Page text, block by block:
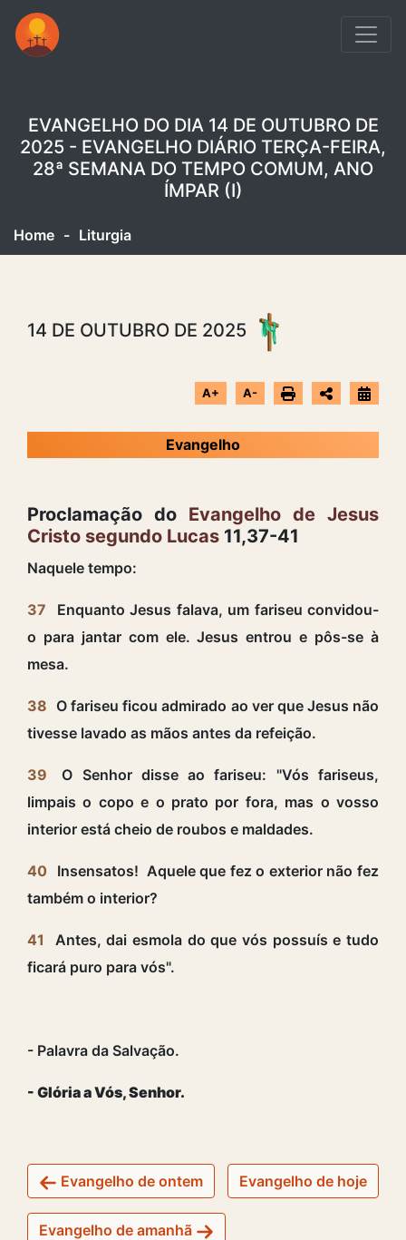
EVANGELHO DO DIA 14 DE OUTUBRO DE
2025 - EVANGELHO DIÁRIO TERÇA-FEIRA,
28ª SEMANA DO TEMPO COMUM, ANO
ÍMPAR (I)
Home - Liturgia
14 DE OUTUBRO DE 2025
A+ A-
Evangelho
Proclamação do Evangelho de Jesus
Cristo segundo Lucas 11,37-41
Naquele tempo:
37
Enquanto Jesus falava, um fariseu convidou-
o para jantar com ele. Jesus entrou e pôs-se à
mesa.
38 O fariseu ficou admirado ao ver que Jesus não
tivesse lavado as mãos antes da refeição.
39
O Senhor disse ao fariseu: "Vós fariseus,
limpais o copo e o prato por fora, mas o vosso
interior está cheio de roubos e maldades.
40 Insensatos! Aquele que fez o exterior não fez
também o interior?
41
Antes, dai esmola do que vós possuís e tudo
ficará puro para vós".
- Palavra da Salvação.
- Glória a Vós, Senhor.
Evangelho de ontem Evangelho de hoje
Evangelho de amanhã